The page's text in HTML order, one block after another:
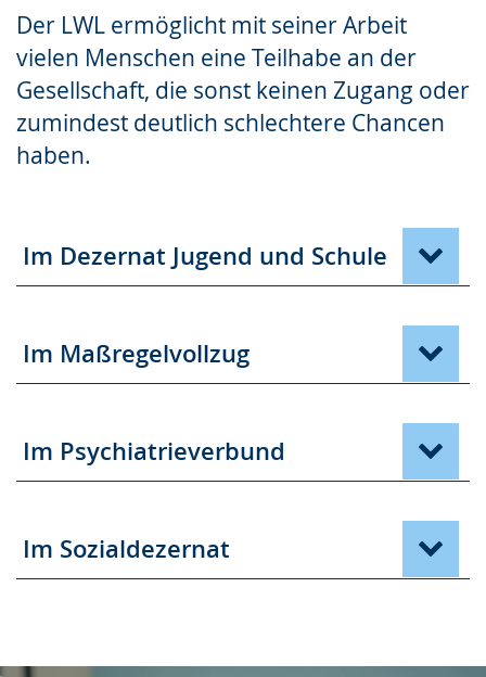
Der LWL ermöglicht mit seiner Arbeit
vielen Menschen eine Teilhabe an der
Gesellschaft, die sonst keinen Zugang oder
zumindest deutlich schlechtere Chancen
haben.
wechseln.
Deutscher
Gebärdensprache
wird
angezeigt.
Im Dezernat Jugend und Schule
Im Maßregelvollzug
Im Psychiatrieverbund
Im Sozialdezernat